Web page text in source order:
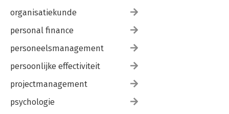
organisatiekunde
personal finance
personeelsmanagement
persoonlijke effectiviteit
projectmanagement
psychologie